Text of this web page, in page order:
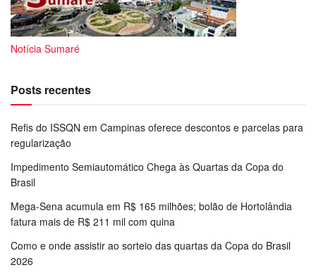
Notícia Sumaré
Posts recentes
Refis do ISSQN em Campinas oferece descontos e parcelas para
regularização
Impedimento Semiautomático Chega às Quartas da Copa do
Brasil
Mega-Sena acumula em R$ 165 milhões; bolão de Hortolândia
fatura mais de R$ 211 mil com quina
Como e onde assistir ao sorteio das quartas da Copa do Brasil
2026